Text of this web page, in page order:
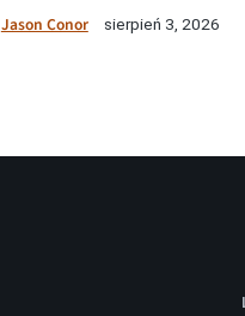
Jason Conor sierpień 3, 2026